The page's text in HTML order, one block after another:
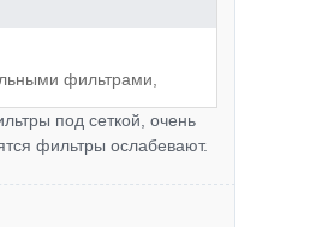
фильтрами,
под сеткой, очень
фильтры ослабевают.